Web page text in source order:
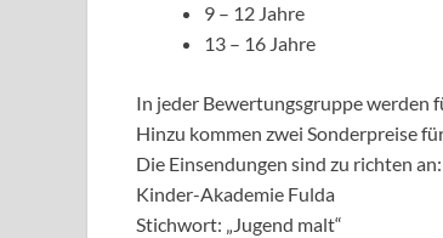
9 – 12 Jahre
13 – 16 Jahre
In jeder Bewertungsgruppe werden
Hinzu kommen zwei Sonderpreise
Die Einsendungen sind zu richten an:
Kinder-Akademie Fulda
Stichwort: „Jugend malt“